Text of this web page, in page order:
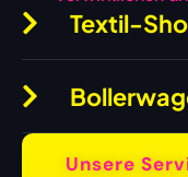
Textil-
Unsere